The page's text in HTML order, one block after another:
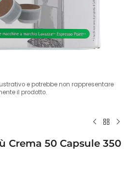
e potrebbe non rappresentare
il prodotto.
Crema 50 Capsule 350